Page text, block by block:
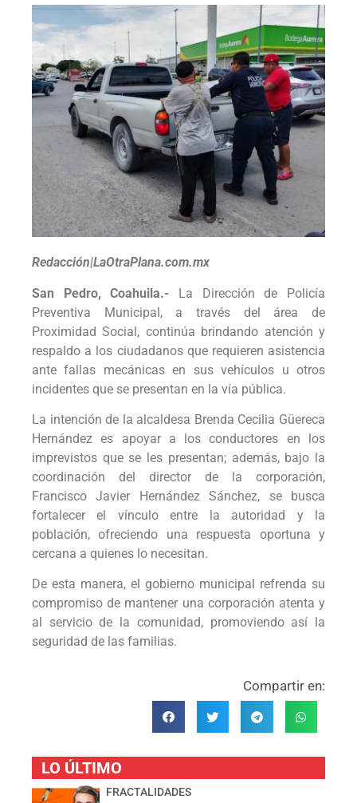
Redacción|LaOtraPlana.com.mx
San Pedro, Coahuila.- La Dirección de Policía
Preventiva Municipal, a través del área de
Proximidad Social, continúa brindando atención y
respaldo a los ciudadanos que requieren asistencia
ante fallas mecánicas en sus vehículos u otros
incidentes que se presentan en la vía pública.
La intención de la alcaldesa Brenda Cecilia Güereca
Hernández es apoyar a los conductores en los
imprevistos que se les presentan; además, bajo la
coordinación del director de la corporación,
Francisco Javier Hernández Sánchez, se busca
fortalecer el vínculo entre la autoridad y la
población, ofreciendo una respuesta oportuna y
cercana a quienes lo necesitan.
De esta manera, el gobierno municipal refrenda su
compromiso de mantener una corporación atenta y
al servicio de la comunidad, promoviendo así la
seguridad de las familias.
Compartir en:
LO ÚLTIMO
FRACTALIDADES